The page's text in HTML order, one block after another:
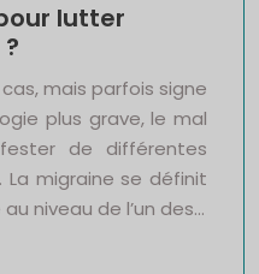
lutter
mais parfois signe
plus grave, le mal
de différentes
La migraine se définit
niveau de l’un des…